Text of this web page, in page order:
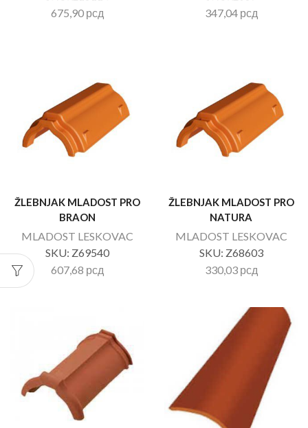
675,90 рсд
347,04 рсд
ŽLEBNJAK MLADOST PRO
BRAON
MLADOST LESKOVAC
SKU: Z69540
607,68 рсд
ŽLEBNJAK MLADOST PRO
NATURA
MLADOST LESKOVAC
SKU: Z68603
330,03 рсд